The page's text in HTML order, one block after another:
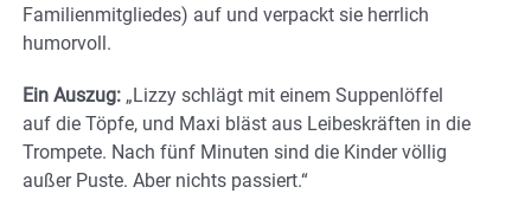
Familienmitgliedes) auf und verpackt sie herrlich
humorvoll.
Ein Auszug: „Lizzy schlägt mit einem Suppenlöffel
auf die Töpfe, und Maxi bläst aus Leibeskräften in die
Trompete. Nach fünf Minuten sind die Kinder völlig
außer Puste. Aber nichts passiert.“